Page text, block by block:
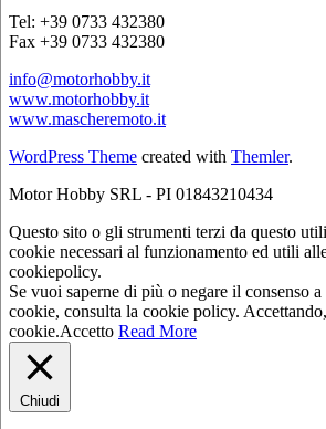
Tel: +39 0733 432380
Fax +39 0733 432380
info@motorhobby.it
www.motorhobby.it
www.mascheremoto.it
WordPress Theme created with Themler.
Motor Hobby SRL - PI 01843210434
Questo sito o gli strumenti terzi da questo
cookie necessari al funzionamento ed utili
cookiepolicy.
Se vuoi saperne di più o negare il consenso
cookie, consulta la cookie policy.
cookie.Accetto Read More
Chiudi